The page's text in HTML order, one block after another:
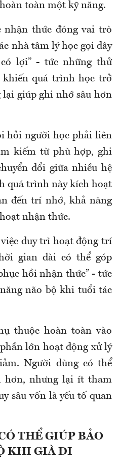
toàn một kỹ năng.
nhận thức đóng vai trò
nhà tâm lý học gọi đây
lợi” - tức những thử
khiến quá trình học trở
giúp ghi nhớ sâu hơn
hỏi người học phải liên
kiếm từ phù hợp, ghi
đổi giữa nhiều hệ
quá trình này kích hoạt
đến trí nhớ, khả năng
nhận thức.
duy trì hoạt động trí
gian dài có thể góp
hồi nhận thức” - tức
não bộ khi tuổi tác
thuộc hoàn toàn vào
lớn hoạt động xử lý
Người dùng có thể
hơn, nhưng lại ít tham
sâu vốn là yếu tố quan
THỂ GIÚP BẢO
KHI GIÀ ĐI